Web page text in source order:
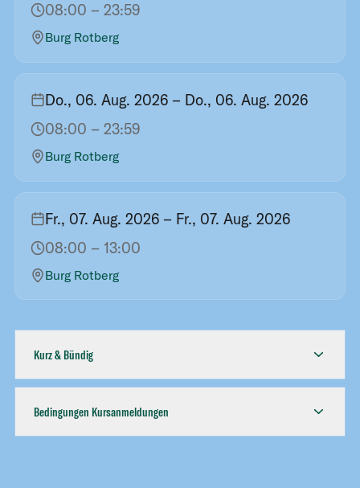
08:00 – 23:59
Burg Rotberg
Do., 06. Aug. 2026 – Do., 06. Aug. 2026
08:00 – 23:59
Burg Rotberg
Fr., 07. Aug. 2026 – Fr., 07. Aug. 2026
08:00 – 13:00
Burg Rotberg
Kurz & Bündig
Bedingungen Kursanmeldungen